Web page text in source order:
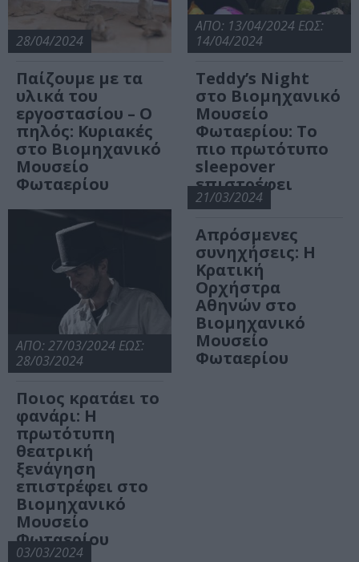
28/04/2024
Παίζουμε με τα
υλικά του
εργοστασίου – Ο
πηλός: Κυριακές
στο Βιομηχανικό
Μουσείο
Φωταερίου
ΑΠΟ: 13/04/2024 ΕΩΣ:
14/04/2024
Teddy’s Night
στο Βιομηχανικό
Μουσείο
Φωταερίου: Το
πιο πρωτότυπο
sleepover
επιστρέφει
ΑΠΟ: 27/03/2024 ΕΩΣ:
28/03/2024
Ποιος κρατάει το
φανάρι: Η
πρωτότυπη
θεατρική
ξενάγηση
επιστρέφει στο
Βιομηχανικό
Μουσείο
Φωταερίου
21/03/2024
Απρόσμενες
συνηχήσεις: Η
Κρατική
Ορχήστρα
Αθηνών στο
Βιομηχανικό
Μουσείο
Φωταερίου
03/03/2024